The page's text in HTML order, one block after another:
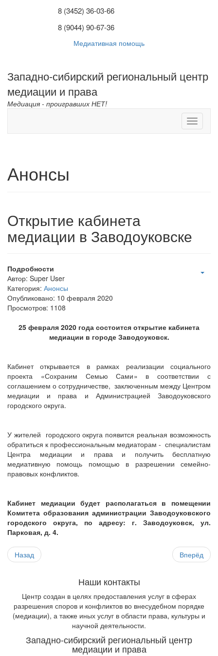
8 (3452) 36-03-66
8 (9044) 90-67-36
Медиативная помощь
Западно-сибирский региональный центр
медиации и права
Медиация - проигравших НЕТ!
Анонсы
Открытие кабинета
медиации в Заводоуковске
Подробности
Автор: Super User
Категория: Анонсы
Опубликовано: 10 февраля 2020
Просмотров: 1108
25 февраля 2020 года состоится открытие кабинета
медиации в городе Заводоуковск.
Кабинет открывается в рамках реализации социального
проекта «Сохраним Семью Сами» в соответствии с
соглашением о сотрудничестве, заключенным между Центром
медиации и права и Администрацией Заводоуковского
городского округа.
У жителей городского округа появится реальная возможность
обратиться к профессиональным медиаторам - специалистам
Центра медиации и права и получить бесплатную
медиативную помощь помощью в разрешении семейно-
правовых конфликтов.
Кабинет медиации будет располагаться в помещении
Комитета образования администрации Заводоуковского
городского округа, по адресу: г. Заводоуковск, ул.
Парковая, д. 4.
Назад Вперёд
Наши контакты
Центр создан в целях предоставления услуг в сферах
разрешения споров и конфликтов во внесудебном порядке
(медиации), а также иных услуг в области права, культуры и
научной деятельности.
Западно-сибирский региональный центр
медиации и права